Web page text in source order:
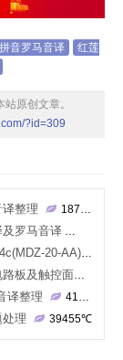
音罗马音译
红莲
原创文章。
?id=309
译整理 187804
及罗马音译
20-AA)的root
板及触控面板
译整理 41305
理 39455℃